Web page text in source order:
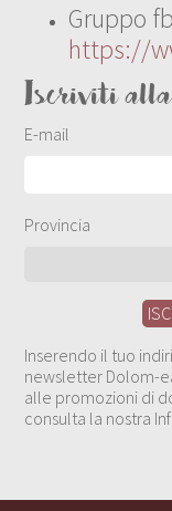
Gruppo
https://
Iscriviti
E-mail
Provincia
Inserendo il tuo
newsletter Dolom-
alle promozioni di
consulta la nostra